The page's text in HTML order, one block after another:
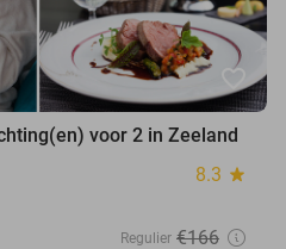
favorite_border
voor 2 in Zeeland
8.3 star
Regulier €166